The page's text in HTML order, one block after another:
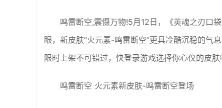
鸣雷断空,震慑万物!5月12日，《英魂之刃口
眼，新皮肤“火元素-鸣雷断空”更具冷酷沉稳的气
限时上架不可错过，快登录游戏选择你心仪的皮肤
鸣雷断空 火元素新皮肤-鸣雷断空登场